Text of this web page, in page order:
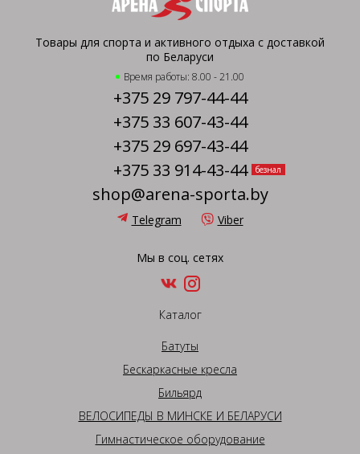
Товары для спорта и активного отдыха с доставкой
по Беларуси
Время работы: 8.00 - 21.00
+375 29 797-44-44
+375 33 607-43-44
+375 29 697-43-44
+375 33 914-43-44
безнал
shop@arena-sporta.by
Telegram Viber
Мы в соц. сетях
Каталог
Батуты
Бескаркасные кресла
Бильярд
ВЕЛОСИПЕДЫ В МИНСКЕ И БЕЛАРУСИ
Гимнастическое оборудование